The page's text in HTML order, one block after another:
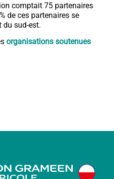
comptait 75 partenaires
de ces partenaires se
du sud-est.
organisations soutenues